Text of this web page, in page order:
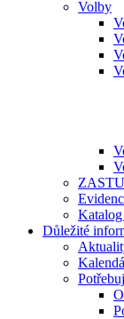
Volby
Důležité